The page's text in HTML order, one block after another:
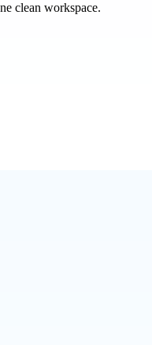
clean workspace.